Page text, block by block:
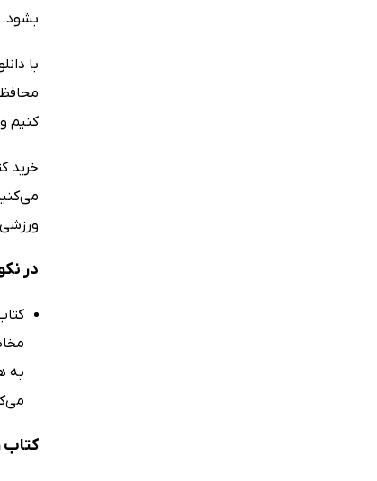
بشود.
با
کنیم
خرید
در
به
کتاب